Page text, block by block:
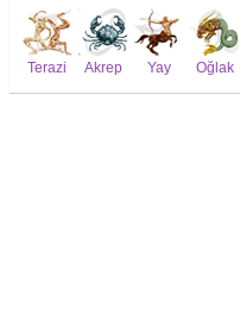
Terazi Akrep Yay Oğlak